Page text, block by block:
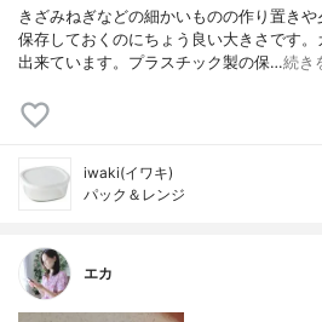
きざみねぎなどの細かいものの作り置き
保存しておくのにちょう良い大きさです
出来ています。プラスチック製の保…続き
iwaki(イワキ)
パック＆レンジ
エカ